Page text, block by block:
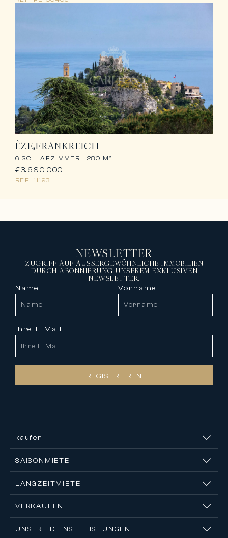
ÈZE FRANKREICH
6 SCHLAFZIMMER | 280 M²
REF. 11193
€3.690.000
NEWSLETTER
ZUGRIFF AUF AUSSERGEWÖHNLICHE IMMOBILIEN
DURCH ABONNIERUNG UNSEREM EXKLUSIVEN
NEWSLETTER.
Name Vorname
Ihre E-Mail
REGISTRIEREN
kaufen
SAISONMIETE
LANGZEITMIETE
VERKAUFEN
UNSERE DIENSTLEISTUNGEN